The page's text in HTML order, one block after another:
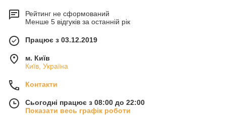
Рейтинг не сформований
Менше 5 відгуків за останній рік
Працює з 03.12.2019
м. Київ
Київ, Україна
Контакти
Сьогодні працює з 08:00 до 22:00
Показати весь графік роботи